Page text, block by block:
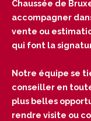
Chaussée de
accompagner
vente ou
qui font la
Notre équipe se
conseiller en
plus belles
rendre visite ou